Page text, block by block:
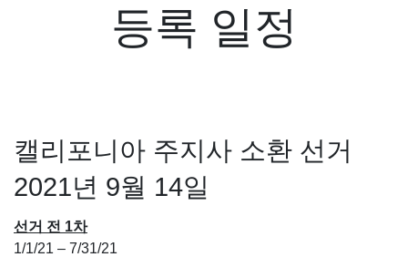
등록 일정
캘리포니아 주지사 소환 선거
2021년 9월 14일
선거 전 1차
1/1/21 – 7/31/21